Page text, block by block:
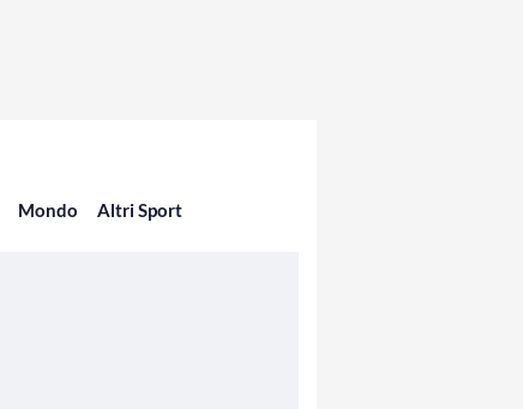
Mondo Altri Sport